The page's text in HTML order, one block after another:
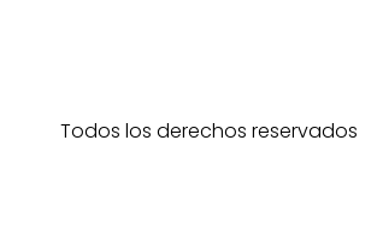
Todos los derechos reservados